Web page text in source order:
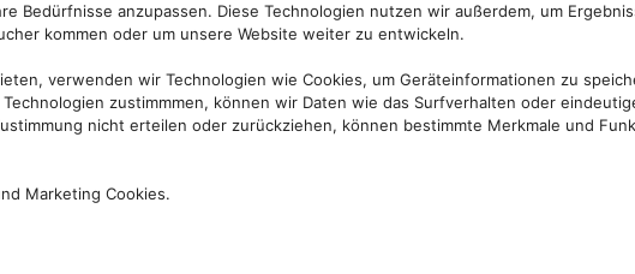
Bedürfnisse anzupassen. Diese Technologien nutzen wir außerdem, um
kommen oder um unsere Website weiter zu entwickeln.
verwenden wir Technologien wie Cookies, um Geräteinformationen zu
zustimmmen, können wir Daten wie das Surfverhalten oder
nicht erteilen oder zurückziehen, können bestimmte Merkmale und
Marketing Cookies.